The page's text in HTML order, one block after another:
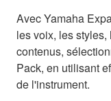
Avec Yamaha
les voix, les
contenus,
Pack, en utilisant
de l'instrument.